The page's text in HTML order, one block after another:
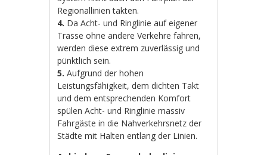
Regionallinien takten.
4. Da Acht- und Ringlinie auf eigener
Trasse ohne andere Verkehre fahren,
werden diese extrem zuverlässig und
pünktlich sein.
5.Aufgrund der hohen
Leistungsfähigkeit, dem dichten Takt
und dem entsprechenden Komfort
spülen Acht- und Ringlinie massiv
Fahrgäste in die Nahverkehrsnetz der
Städte mit Halten entlang der Linien.